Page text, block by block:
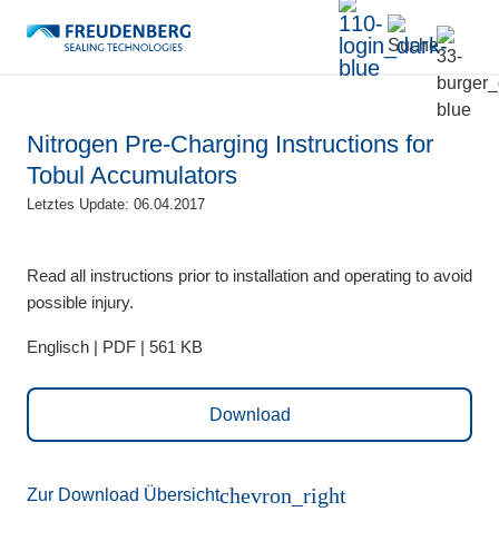
Nitrogen Pre-Charging Instructions for
Tobul Accumulators
Letztes Update: 06.04.2017
Read all instructions prior to installation and operating to avoid
possible injury.
Englisch | PDF | 561 KB
Download
Zur Download Übersichtchevron_right